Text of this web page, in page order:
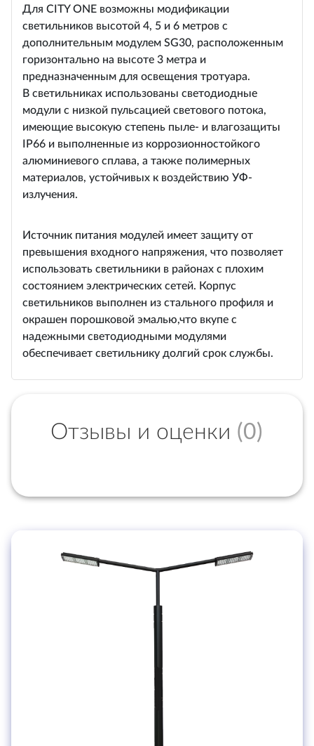
Для CITY ONE возможны модификации
светильников высотой 4, 5 и 6 метров с
дополнительным модулем SG30, расположенным
горизонтально на высоте 3 метра и
предназначенным для освещения тротуара.
В светильниках использованы светодиодные
модули с низкой пульсацией светового потока,
имеющие высокую степень пыле- и влагозащиты
IP66 и выполненные из коррозионностойкого
алюминиевого сплава, а также полимерных
материалов, устойчивых к воздействию УФ-
излучения.
Источник питания модулей имеет защиту от
превышения входного напряжения, что позволяет
использовать светильники в районах с плохим
состоянием электрических сетей. Корпус
светильников выполнен из стального профиля и
окрашен порошковой эмалью,что вкупе с
надежными светодиодными модулями
обеспечивает светильнику долгий срок службы.
Отзывы и оценки (0)